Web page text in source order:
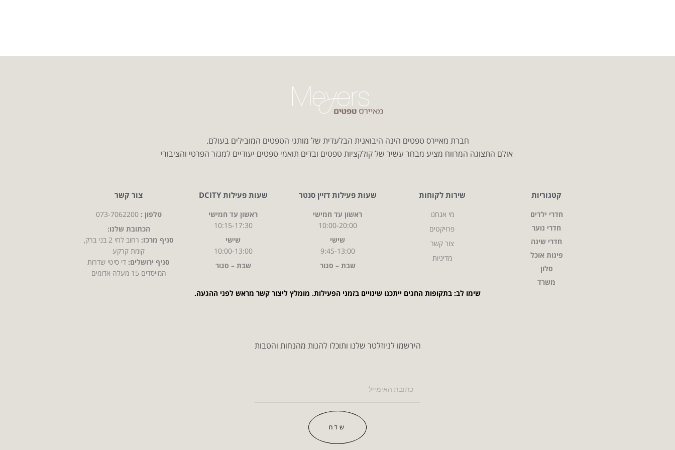
חברת מאיירס טפטים הינה היבואנית הבלעדית של מותגי הטפטים המובילים בעולם.
אולם התצוגה המרווח מציע מבחר עשיר של קולקציות טפטים ובדים תואמי טפטים יעודיים למגזר הפרטי והציבורי
קטגוריות
חדרי ילדים
חדרי נוער
חדרי שינה
פינות אוכל
סלון
משרד
שירות לקוחות
מי אנחנו
פרויקטים
צור קשר
מדיניות
שעות פעילות דזיין סנטר
ראשון עד חמישי
10:00-20:00
שישי
9:45-13:00
שבת – סגור
שעות פעילות DCITY
ראשון עד חמישי
10:15-17:30
שישי
10:00-13:00
שבת – סגור
צור קשר
טלפון : 073-7062200
הכתובת שלנו:
סניף מרכז:
רחוב לחי 2 בני ברק,
קומת קרקע
סניף ירושלים: די סיטי שדרות
המייסדים 15 מעלה אדומים
שימו לב: בתקופות החגים ייתכנו שינויים בזמני הפעילות. מומלץ ליצור קשר מראש לפני ההגעה.
הירשמו לניוזלטר שלנו ותוכלו להנות מהנחות והטבות
שלח